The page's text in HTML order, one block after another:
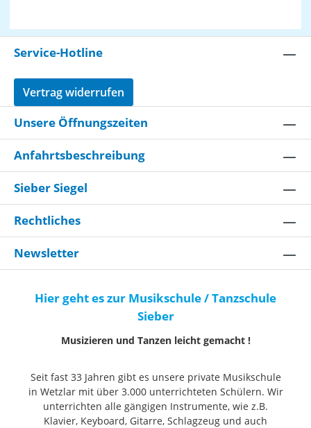
Service-Hotline
Vertrag widerrufen
Unsere Öffnungszeiten
Anfahrtsbeschreibung
Sieber Siegel
Rechtliches
Newsletter
Hier geht es zur Musikschule / Tanzschule
Sieber
Musizieren und Tanzen leicht gemacht !
Seit fast 33 Jahren gibt es unsere private Musikschule
in Wetzlar mit über 3.000 unterrichteten Schülern. Wir
unterrichten alle gängigen Instrumente, wie z.B.
Klavier, Keyboard, Gitarre, Schlagzeug und auch